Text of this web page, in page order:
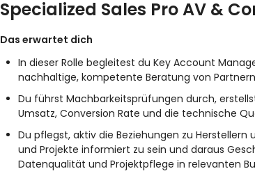
Specialized Sales Pro AV &
Das erwartet dich
In dieser Rolle begleitest du Key Account
nachhaltige, kompetente Beratung von
Du führst Machbarkeitsprüfungen durch,
Umsatz, Conversion Rate und die technische
Du pflegst, aktiv die Beziehungen zu
und Projekte informiert zu sein und daraus
Datenqualität und Projektpflege in relevanten